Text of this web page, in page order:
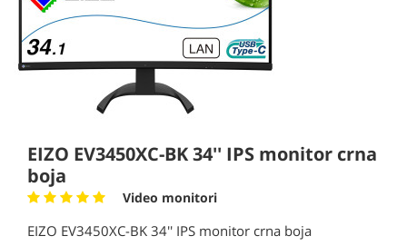
EIZO EV3450XC-BK 34'' IPS monitor crna
boja
Video monitori
EIZO EV3450XC-BK 34'' IPS monitor crna boja